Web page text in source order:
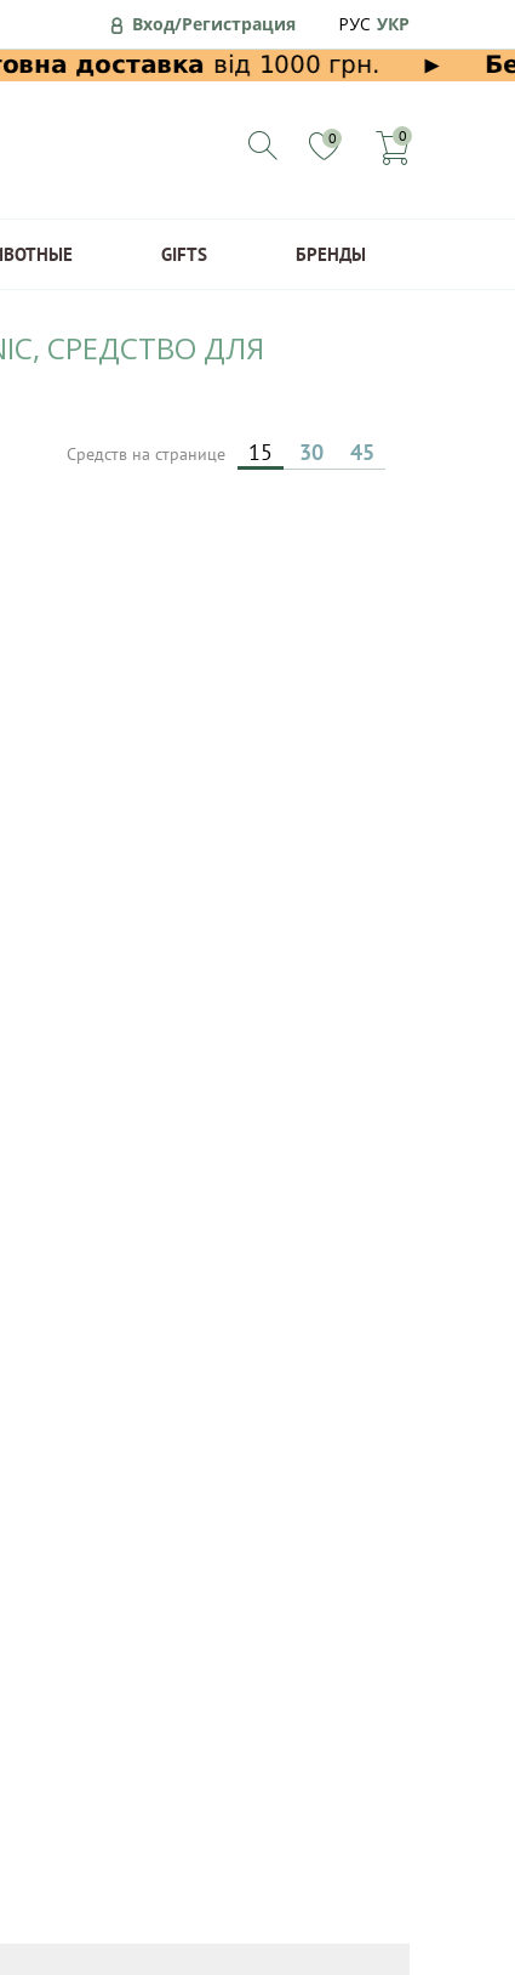
Вход/Регистрация РУС УКР
0 0
GIFTS БРЕНДЫ
СРЕДСТВО ДЛЯ
Средств на странице 15 30 45